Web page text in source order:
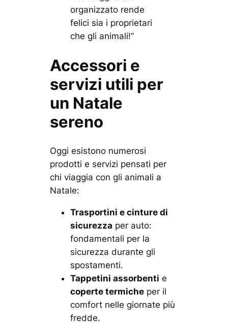
organizzato rende
felici sia i proprietari
che gli animali!”
Accessori e
servizi utili per
un Natale
sereno
Oggi esistono numerosi
prodotti e servizi pensati per
chi viaggia con gli animali a
Natale:
Trasportini e cinture di
sicurezza per auto:
fondamentali per la
sicurezza durante gli
spostamenti.
Tappetini assorbenti e
coperte termicheper il
comfort nelle giornate più
fredde.